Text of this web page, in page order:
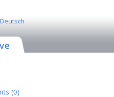
Deutsch
(0)